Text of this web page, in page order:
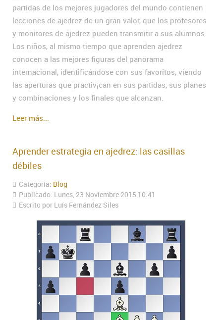
partidas de los mejores jugadores del mundo contienen
lecciones de ajedrez de un gran valor, que los profesores
y monitores de ajedrez pueden transmitir a sus alumnos.
Los niños, al mismo tiempo que aprenden ajedrez
conocen a las mejores figuras del panorama
internacional, identificándose con sus favoritos, viendo
las aperturas que practiv¡can en sus partidas, sus planes
y combinaciones y los finales que alcanzan.
Leer más...
Aprender estrategia en ajedrez: las casillas
débiles
Categoría: Blog
Publicado: Lunes, 23 Noviembre 2015 10:41
Escrito por Luís Fernández Siles